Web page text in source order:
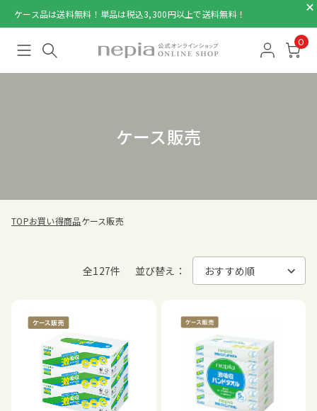
ケース品は送料無料！単品は税込3,300円以上で送料無料！
0
ケース販売
TOPお買い得商品ケース販売
全127件 並び替え：